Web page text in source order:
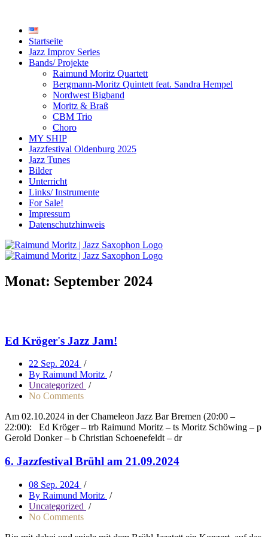
Startseite
Jazz Improv Series
Bands/ Projekte
Raimund Moritz Quartett
Bergmann-Moritz Quintett feat. Sandra Hempel
Nordwest Bigband
Moritz & Braß
CBM Trio
Choro
MY SHIP
Jazzfestival Oldenburg 2025
Jazz Tunes
Bilder
Unterricht
Links/ Instrumente
For Sale!
Impressum
Datenschutzhinweis
Monat: September 2024
Ed Kröger's Jazz Jam!
22 Sep. 2024 /
By Raimund Moritz /
Uncategorized /
No Comments
Am 02.10.2024 in der Chameleon Jazz Bar Bremen (20:00 –
22:00): Ed Kröger – trb Raimund Moritz – ts Moritz Schöwing – p
Gerold Donker – b Christian Schoenefeldt – dr
6. Jazzfestival Brühl am 21.09.2024
08 Sep. 2024 /
By Raimund Moritz /
Uncategorized /
No Comments